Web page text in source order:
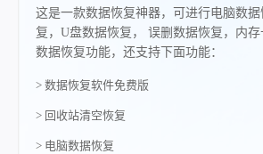
这是一款数据恢复神器，可进行电脑数
复，U盘数据恢复， 误删数据恢复，内
数据恢复功能，还支持下面功能：
> 数据恢复软件免费版
> 回收站清空恢复
> 电脑数据恢复